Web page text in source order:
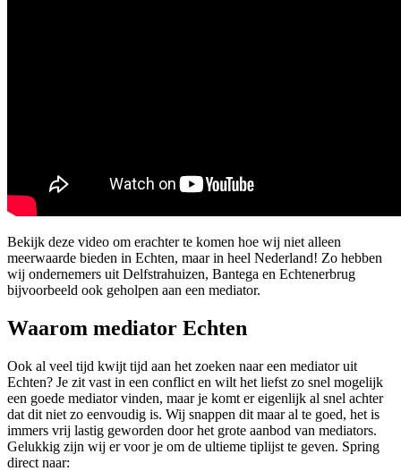
Bekijk deze video om erachter te komen hoe wij niet alleen
meerwaarde bieden in Echten, maar in heel Nederland! Zo hebben
wij ondernemers uit Delfstrahuizen, Bantega en Echtenerbrug
bijvoorbeeld ook geholpen aan een mediator.
Waarom mediator Echten
Ook al veel tijd kwijt tijd aan het zoeken naar een mediator uit
Echten? Je zit vast in een conflict en wilt het liefst zo snel mogelijk
een goede mediator vinden, maar je komt er eigenlijk al snel achter
dat dit niet zo eenvoudig is. Wij snappen dit maar al te goed, het is
immers vrij lastig geworden door het grote aanbod van mediators.
Gelukkig zijn wij er voor je om de ultieme tiplijst te geven. Spring
direct naar: